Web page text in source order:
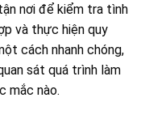
nơi để kiểm tra tình
và thực hiện quy
cách nhanh chóng,
sát quá trình làm
mắc nào.